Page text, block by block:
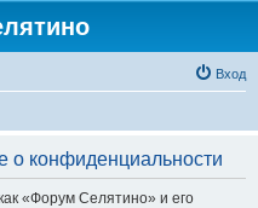
Вход
о конфиденциальности
«Форум Селятино» и его